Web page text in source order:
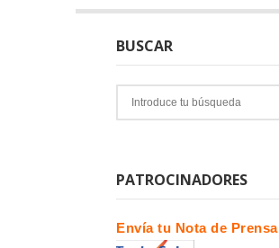
BUSCAR
PATROCINADORES
Envía tu Nota de Prensa